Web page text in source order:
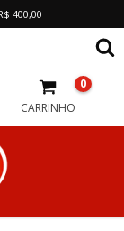
400,00
CARRINHO
0